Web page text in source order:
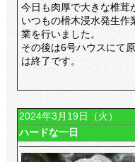
今日も肉厚で大きな椎茸
いつもの榾木浸水発生作
業を行いました。
その後は6号ハウスにて
は終了です。
2024年3月19日（火）
ハードな一日